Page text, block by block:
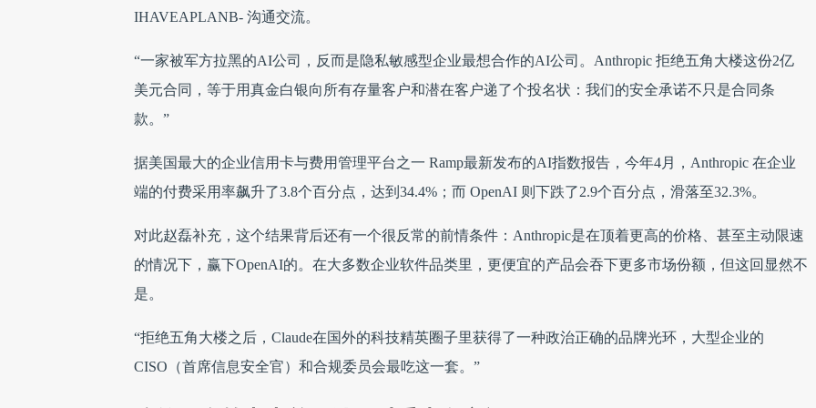
IHAVEAPLANB- 沟通交流。
“一家被军方拉黑的AI公司，反而是隐私敏感型企业最想合作的AI公司。Anthropic 拒绝五角大楼这份2亿
美元合同，等于用真金白银向所有存量客户和潜在客户递了个投名状：我们的安全承诺不只是合同条
款。”
据美国最大的企业信用卡与费用管理平台之一 Ramp最新发布的AI指数报告，今年4月，Anthropic 在企业
端的付费采用率飙升了3.8个百分点，达到34.4%；而 OpenAI 则下跌了2.9个百分点，滑落至32.3%。
对此赵磊补充，这个结果背后还有一个很反常的前情条件：Anthropic是在顶着更高的价格、甚至主动限速
的情况下，赢下OpenAI的。在大多数企业软件品类里，更便宜的产品会吞下更多市场份额，但这回显然不
是。
“拒绝五角大楼之后，Claude在国外的科技精英圈子里获得了一种政治正确的品牌光环，大型企业的
CISO（首席信息安全官）和合规委员会最吃这一套。”